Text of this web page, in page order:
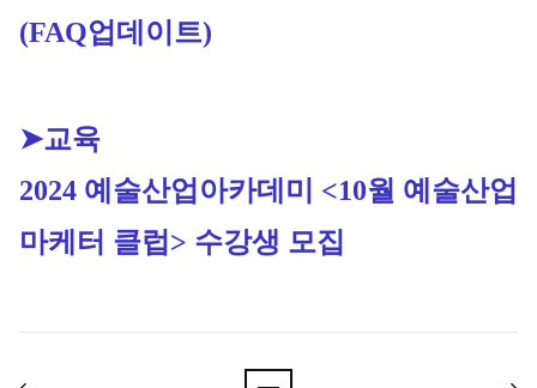
(FAQ업데이트)
➤교육
2024 예술산업아카데미 <10월 예술산업
마케터 클럽> 수강생 모집